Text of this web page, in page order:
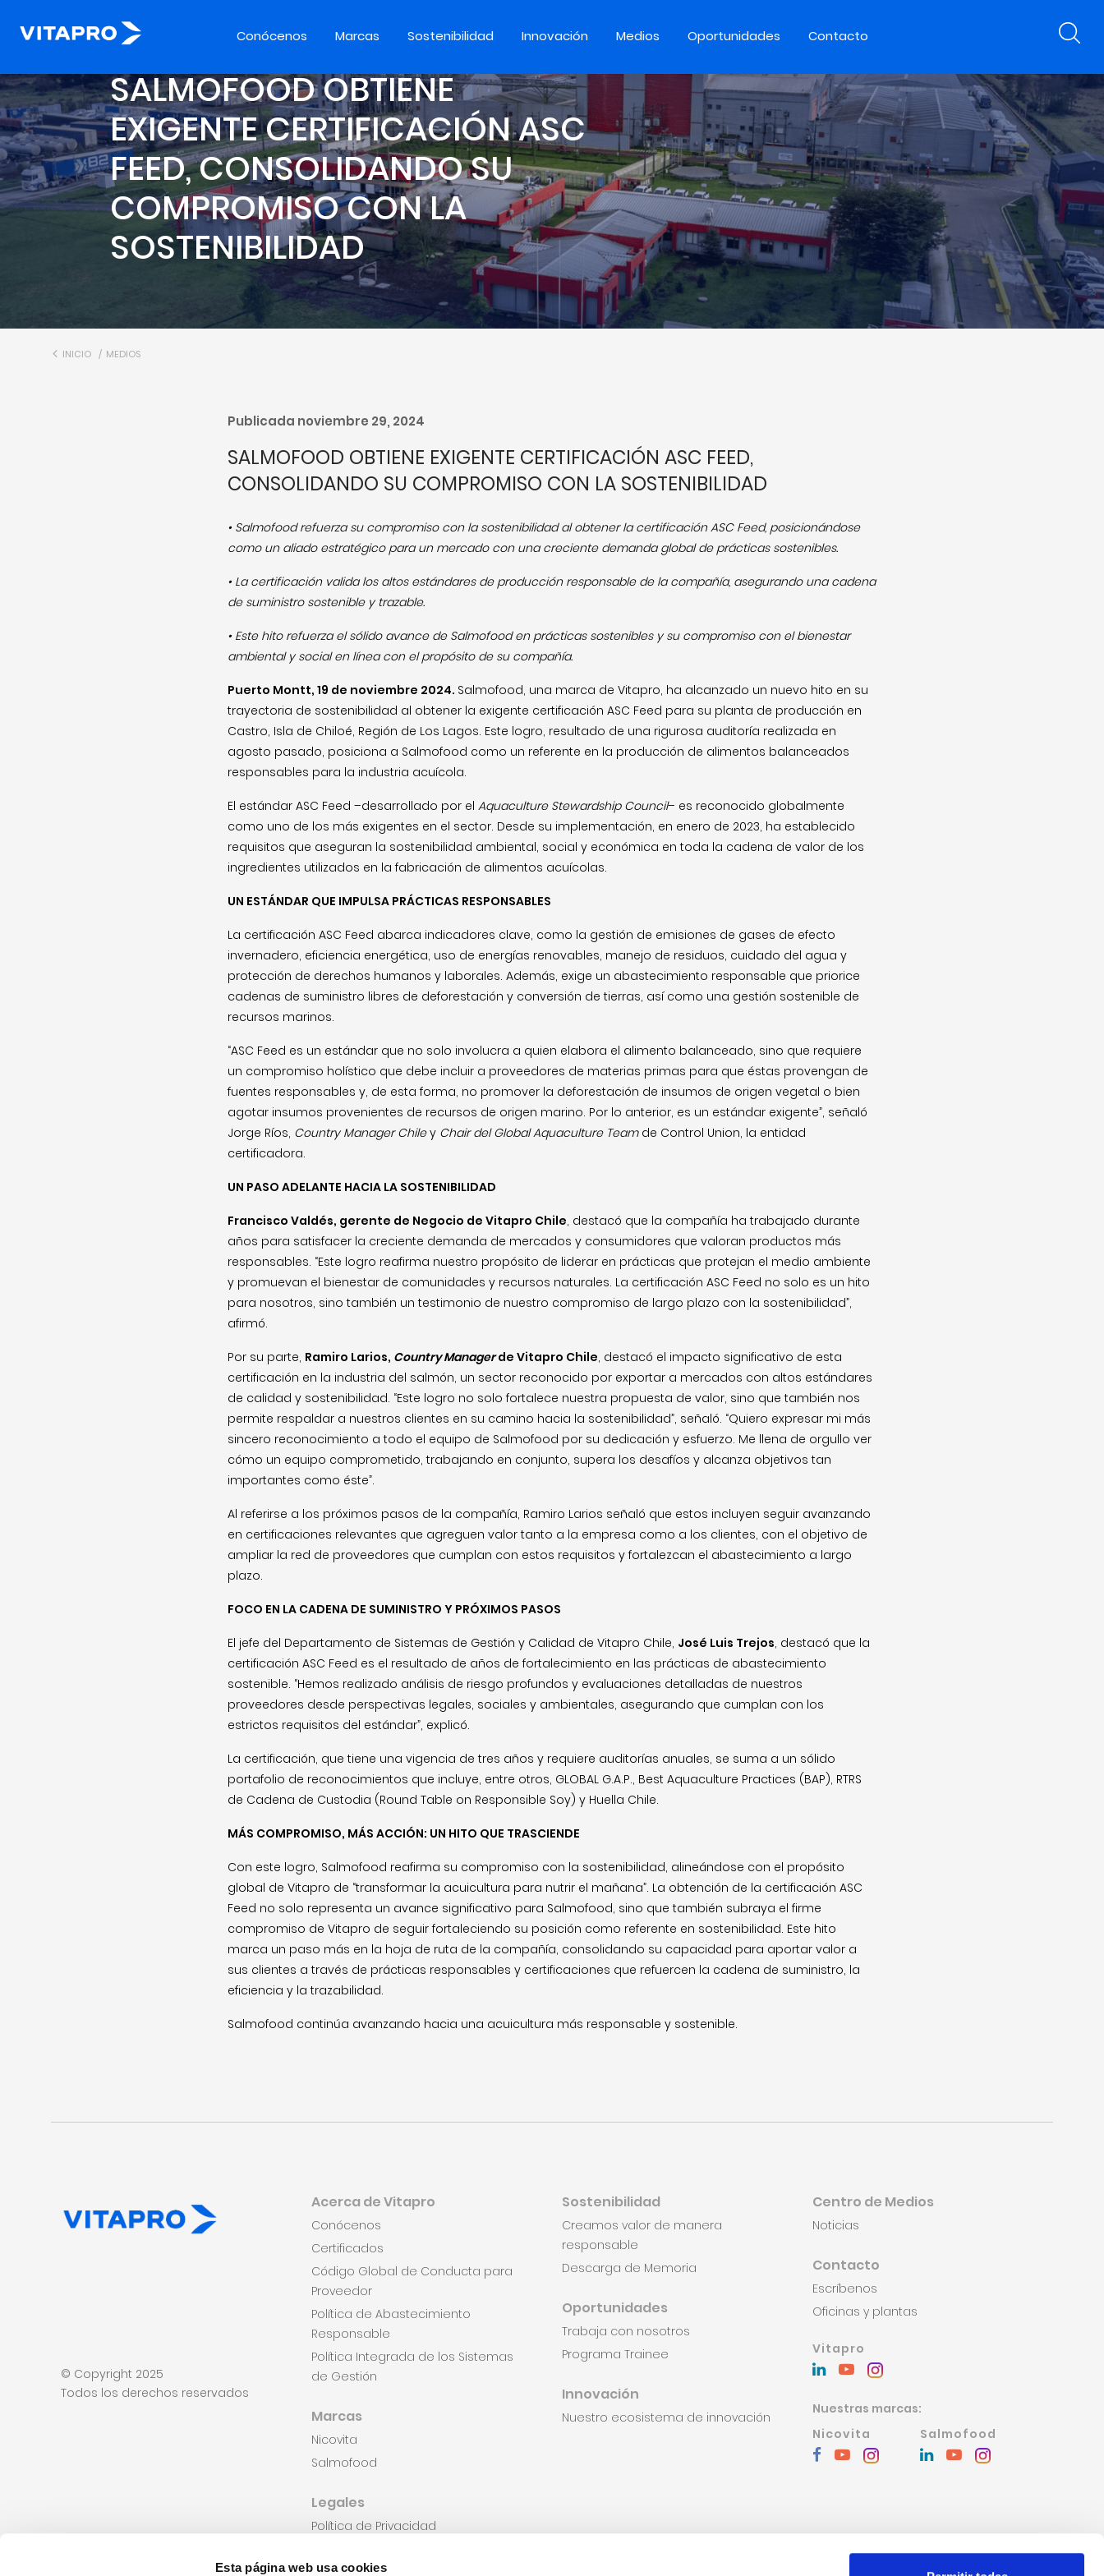
Esta página web usa cookies
Conócenos Marcas Sostenibilidad Innovación Medios Oportunidades Contacto
SALMOFOOD OBTIENE
EXIGENTE CERTIFICACIÓN ASC
FEED, CONSOLIDANDO SU
COMPROMISO CON LA
SOSTENIBILIDAD
INICIO MEDIOS
Publicada noviembre 29, 2024
SALMOFOOD OBTIENE EXIGENTE CERTIFICACIÓN ASC FEED,
CONSOLIDANDO SU COMPROMISO CON LA SOSTENIBILIDAD
• Salmofood refuerza su compromiso con la sostenibilidad al obtener la certificación ASC Feed, posicionándose
como un aliado estratégico para un mercado con una creciente demanda global de prácticas sostenibles.
• La certificación valida los altos estándares de producción responsable de la compañía, asegurando una cadena
de suministro sostenible y trazable.
• Este hito refuerza el sólido avance de Salmofood en prácticas sostenibles y su compromiso con el bienestar
ambiental y social en línea con el propósito de su compañía.
Puerto Montt, 19 de noviembre 2024. Salmofood, una marca de Vitapro, ha alcanzado un nuevo hito en su
trayectoria de sostenibilidad al obtener la exigente certificación ASC Feed para su planta de producción en
Castro, Isla de Chiloé, Región de Los Lagos. Este logro, resultado de una rigurosa auditoría realizada en
agosto pasado, posiciona a Salmofood como un referente en la producción de alimentos balanceados
responsables para la industria acuícola.
El estándar ASC Feed –desarrollado por el Aquaculture Stewardship Council– es reconocido globalmente
como uno de los más exigentes en el sector. Desde su implementación, en enero de 2023, ha establecido
requisitos que aseguran la sostenibilidad ambiental, social y económica en toda la cadena de valor de los
ingredientes utilizados en la fabricación de alimentos acuícolas.
UN ESTÁNDAR QUE IMPULSA PRÁCTICAS RESPONSABLES
La certificación ASC Feed abarca indicadores clave, como la gestión de emisiones de gases de efecto
invernadero, eficiencia energética, uso de energías renovables, manejo de residuos, cuidado del agua y
protección de derechos humanos y laborales. Además, exige un abastecimiento responsable que priorice
cadenas de suministro libres de deforestación y conversión de tierras, así como una gestión sostenible de
recursos marinos.
“ASC Feed es un estándar que no solo involucra a quien elabora el alimento balanceado, sino que requiere
un compromiso holístico que debe incluir a proveedores de materias primas para que éstas provengan de
fuentes responsables y, de esta forma, no promover la deforestación de insumos de origen vegetal o bien
agotar insumos provenientes de recursos de origen marino. Por lo anterior, es un estándar exigente”, señaló
Jorge Ríos, Country Manager Chiley Chair del Global Aquaculture Teamde Control Union, la entidad
certificadora.
UN PASO ADELANTE HACIA LA SOSTENIBILIDAD
Francisco Valdés, gerente de Negocio de Vitapro Chile, destacó que la compañía ha trabajado durante
años para satisfacer la creciente demanda de mercados y consumidores que valoran productos más
responsables. “Este logro reafirma nuestro propósito de liderar en prácticas que protejan el medio ambiente
y promuevan el bienestar de comunidades y recursos naturales. La certificación ASC Feed no solo es un hito
para nosotros, sino también un testimonio de nuestro compromiso de largo plazo con la sostenibilidad”,
afirmó.
Por su parte, Ramiro Larios, Country Managerde Vitapro Chile, destacó el impacto significativo de esta
certificación en la industria del salmón, un sector reconocido por exportar a mercados con altos estándares
de calidad y sostenibilidad. “Este logro no solo fortalece nuestra propuesta de valor, sino que también nos
permite respaldar a nuestros clientes en su camino hacia la sostenibilidad”, señaló. “Quiero expresar mi más
sincero reconocimiento a todo el equipo de Salmofood por su dedicación y esfuerzo. Me llena de orgullo ver
cómo un equipo comprometido, trabajando en conjunto, supera los desafíos y alcanza objetivos tan
importantes como éste”.
Al referirse a los próximos pasos de la compañía, Ramiro Larios señaló que estos incluyen seguir avanzando
en certificaciones relevantes que agreguen valor tanto a la empresa como a los clientes, con el objetivo de
ampliar la red de proveedores que cumplan con estos requisitos y fortalezcan el abastecimiento a largo
plazo.
FOCO EN LA CADENA DE SUMINISTRO Y PRÓXIMOS PASOS
El jefe del Departamento de Sistemas de Gestión y Calidad de Vitapro Chile, José Luis Trejos, destacó que la
certificación ASC Feed es el resultado de años de fortalecimiento en las prácticas de abastecimiento
sostenible. “Hemos realizado análisis de riesgo profundos y evaluaciones detalladas de nuestros
proveedores desde perspectivas legales, sociales y ambientales, asegurando que cumplan con los
estrictos requisitos del estándar”, explicó.
La certificación, que tiene una vigencia de tres años y requiere auditorías anuales, se suma a un sólido
portafolio de reconocimientos que incluye, entre otros, GLOBAL G.A.P., Best Aquaculture Practices (BAP), RTRS
de Cadena de Custodia (Round Table on Responsible Soy) y Huella Chile.
MÁS COMPROMISO, MÁS ACCIÓN: UN HITO QUE TRASCIENDE
Con este logro, Salmofood reafirma su compromiso con la sostenibilidad, alineándose con el propósito
global de Vitapro de “transformar la acuicultura para nutrir el mañana”. La obtención de la certificación ASC
Feed no solo representa un avance significativo para Salmofood, sino que también subraya el firme
compromiso de Vitapro de seguir fortaleciendo su posición como referente en sostenibilidad. Este hito
marca un paso más en la hoja de ruta de la compañía, consolidando su capacidad para aportar valor a
sus clientes a través de prácticas responsables y certificaciones que refuercen la cadena de suministro, la
eficiencia y la trazabilidad.
Salmofood continúa avanzando hacia una acuicultura más responsable y sostenible.
© Copyright 2025
Todos los derechos reservados
Acerca de Vitapro
Conócenos
Certificados
Código Global de Conducta para
Proveedor
Política de Abastecimiento
Responsable
Política Integrada de los Sistemas
de Gestión
Marcas
Nicovita
Salmofood
Legales
Política de Privacidad
Consentimiento para uso de
Sostenibilidad
Creamos valor de manera
responsable
Descarga de Memoria
Oportunidades
Trabaja con nosotros
Programa Trainee
Innovación
Nuestro ecosistema de innovación
Centro de Medios
Noticias
Contacto
Escríbenos
Oficinas y plantas
Vitapro
Nuestras marcas:
Nicovita
Salmofood